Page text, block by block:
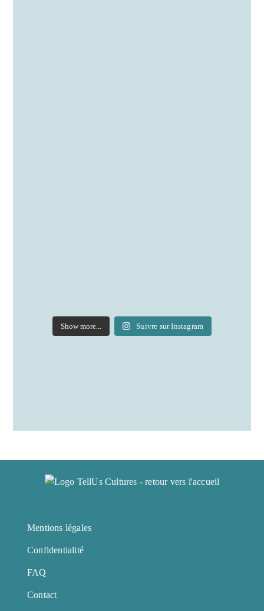
Show more... Suivre sur Instagram
Mentions légales
Confidentialité
FAQ
Contact